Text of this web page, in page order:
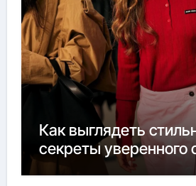
Как выглядеть
секреты уверенного